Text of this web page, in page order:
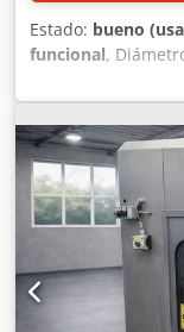
Estado: bueno
funcional,
mm Capacidad
para aprox.: 99
Aldea